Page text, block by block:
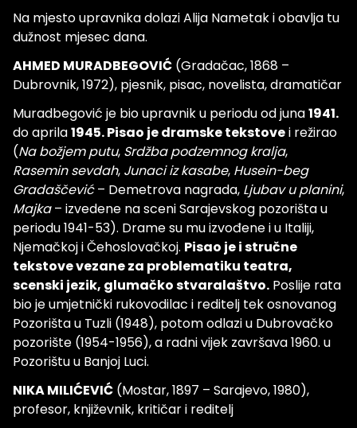
Na mjesto upravnika dolazi Alija Nametak i obavlja tu
dužnost mjesec dana.
AHMED MURADBEGOVIĆ (Gradačac, 1868 –
Dubrovnik, 1972), pjesnik, pisac, novelista, dramatičar
Muradbegović je bio upravnik u periodu od juna1941.
do aprila1945. Pisao je dramske tekstovei režirao
(Na božjem putu, Srdžba podzemnog kralja,
Rasemin sevdah, Junaci iz kasabe, Husein-beg
Gradaščević– Demetrova nagrada, Ljubav u planini,
Majka– izvedene na sceni Sarajevskog pozorišta u
periodu 1941-53). Drame su mu izvođene i u Italiji,
Njemačkoj i Čehoslovačkoj. Pisao je i stručne
tekstove vezane za problematiku teatra,
scenski jezik, glumačko stvaralaštvo. Poslije rata
bio je umjetnički rukovodilac i reditelj tek osnovanog
Pozorišta u Tuzli (1948), potom odlazi u Dubrovačko
pozorište (1954-1956), a radni vijek završava 1960. u
Pozorištu u Banjoj Luci.
NIKA MILIĆEVIĆ (Mostar, 1897 – Sarajevo, 1980),
profesor, književnik, kritičar i reditelj